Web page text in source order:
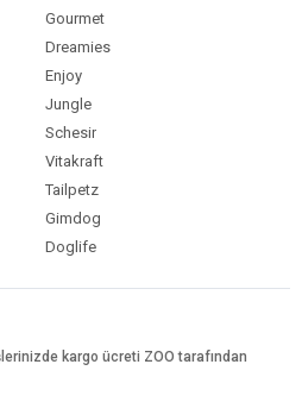
Gourmet
Dreamies
Enjoy
Jungle
Schesir
Vitakraft
Tailpetz
Gimdog
Doglife
kargo ücreti ZOO tarafından